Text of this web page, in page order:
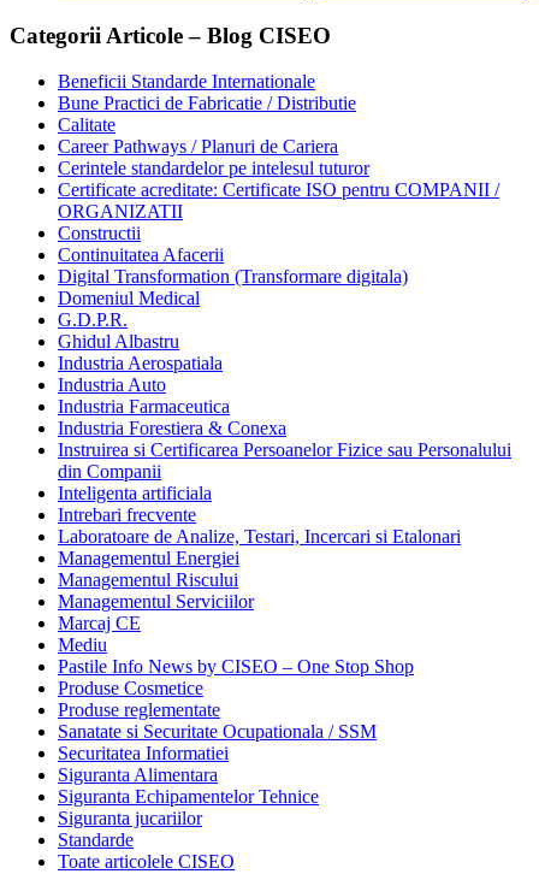
Categorii Articole – Blog CISEO
Beneficii Standarde Internationale
Bune Practici de Fabricatie / Distributie
Calitate
Career Pathways / Planuri de Cariera
Cerintele standardelor pe intelesul tuturor
Certificate acreditate: Certificate ISO pentru COMPANII /
ORGANIZATII
Constructii
Continuitatea Afacerii
Digital Transformation (Transformare digitala)
Domeniul Medical
G.D.P.R.
Ghidul Albastru
Industria Aerospatiala
Industria Auto
Industria Farmaceutica
Industria Forestiera & Conexa
Instruirea si Certificarea Persoanelor Fizice sau Personalului
din Companii
Inteligenta artificiala
Intrebari frecvente
Laboratoare de Analize, Testari, Incercari si Etalonari
Managementul Energiei
Managementul Riscului
Managementul Serviciilor
Marcaj CE
Mediu
Pastile Info News by CISEO – One Stop Shop
Produse Cosmetice
Produse reglementate
Sanatate si Securitate Ocupationala / SSM
Securitatea Informatiei
Siguranta Alimentara
Siguranta Echipamentelor Tehnice
Siguranta jucariilor
Standarde
Toate articolele CISEO